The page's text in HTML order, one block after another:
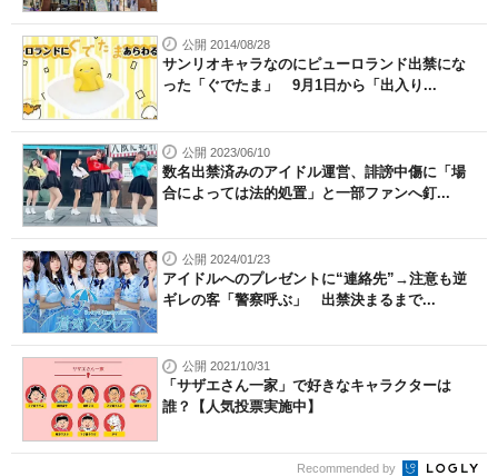
公開 2014/08/28
サンリオキャラなのにピューロランド出禁にな
った「ぐでたま」 9月1日から「出入り...
公開 2023/06/10
数名出禁済みのアイドル運営、誹謗中傷に「場
合によっては法的処置」と一部ファンへ釘...
公開 2024/01/23
アイドルへのプレゼントに“連絡先”→注意も逆
ギレの客「警察呼ぶ」 出禁決まるまで...
公開 2021/10/31
「サザエさん一家」で好きなキャラクターは
誰？【人気投票実施中】
Recommended by